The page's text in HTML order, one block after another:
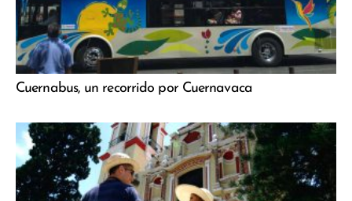
Cuernabus, un recorrido por Cuernavaca